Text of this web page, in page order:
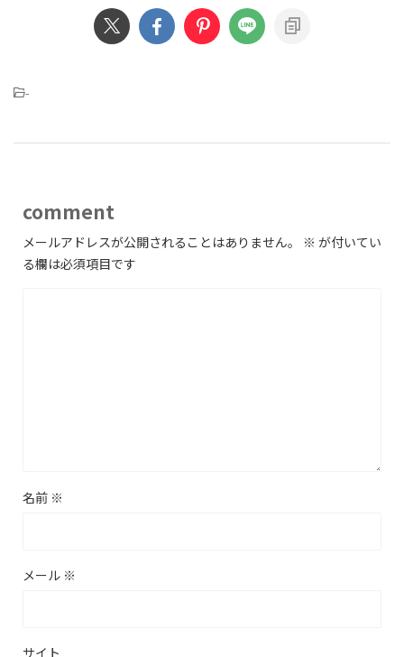
-
comment
メールアドレスが公開されることはありません。 ※ が付いてい
る欄は必須項目です
名前 ※
メール ※
サイト